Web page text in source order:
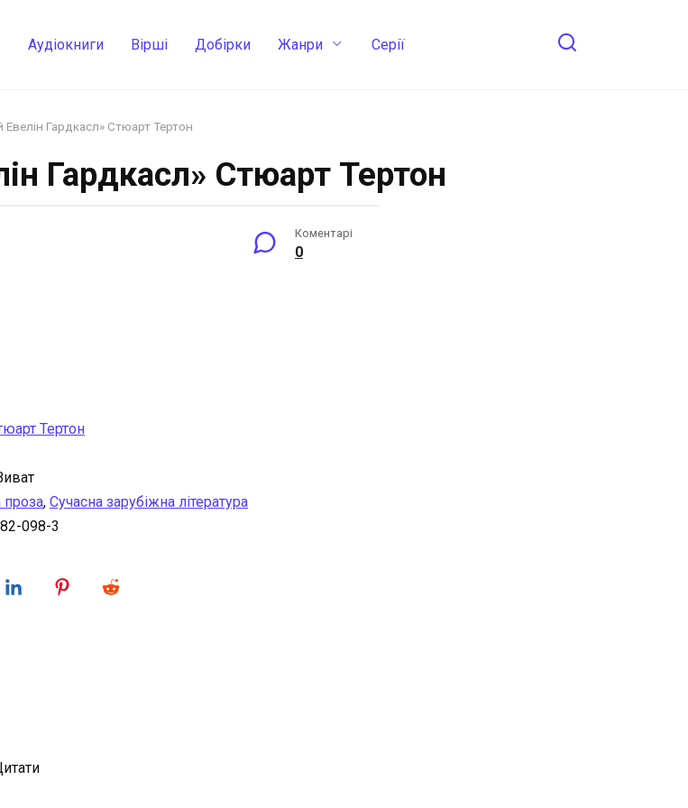
Аудіокниги Вірші Добірки Жанри Cерії
Евелін Гардкасл» Стюарт Тертон
Гардкасл» Стюарт Тертон
Коментарі
0
Тертон
проза, Сучасна зарубіжна література
098-3